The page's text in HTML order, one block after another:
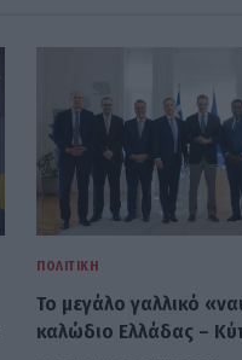
ΠΟΛΙΤΙΚΉ
Το μεγάλο γαλλικό
καλώδιο Ελλάδας –